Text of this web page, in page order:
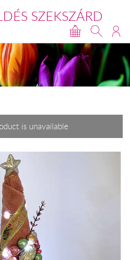
SZEKSZÁRD
is unavailable